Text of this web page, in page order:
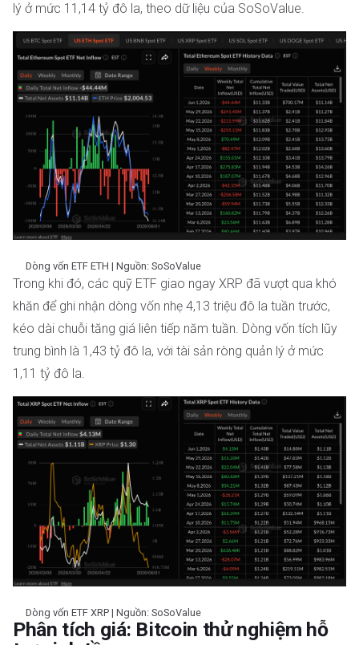
lý ở mức 11,14 tỷ đô la, theo dữ liệu của SoSoValue.
Dòng vốn ETF ETH | Nguồn: SoSoValue
Trong khi đó, các quỹ ETF giao ngay XRP đã vượt qua khó
khăn để ghi nhận dòng vốn nhẹ 4,13 triệu đô la tuần trước,
kéo dài chuỗi tăng giá liên tiếp năm tuần. Dòng vốn tích lũy
trung bình là 1,43 tỷ đô la, với tài sản ròng quản lý ở mức
1,11 tỷ đô la.
Dòng vốn ETF XRP | Nguồn: SoSoValue
Phân tích giá: Bitcoin thử nghiệm hỗ